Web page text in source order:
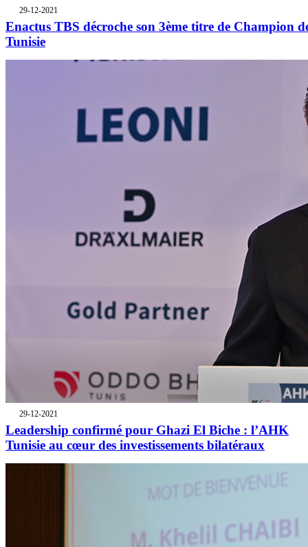
29-12-2021
Enactus TBS décroche son 3ème titre de Champion
Tunisie
29-12-2021
Leadership confirmé pour Ghazi El Biche : l’AHK
Tunisie au cœur des investissements bilatéraux